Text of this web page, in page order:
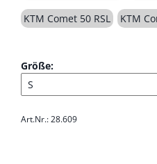
KTM Comet 50 RSL KTM
Größe:
Art.Nr.: 28.609